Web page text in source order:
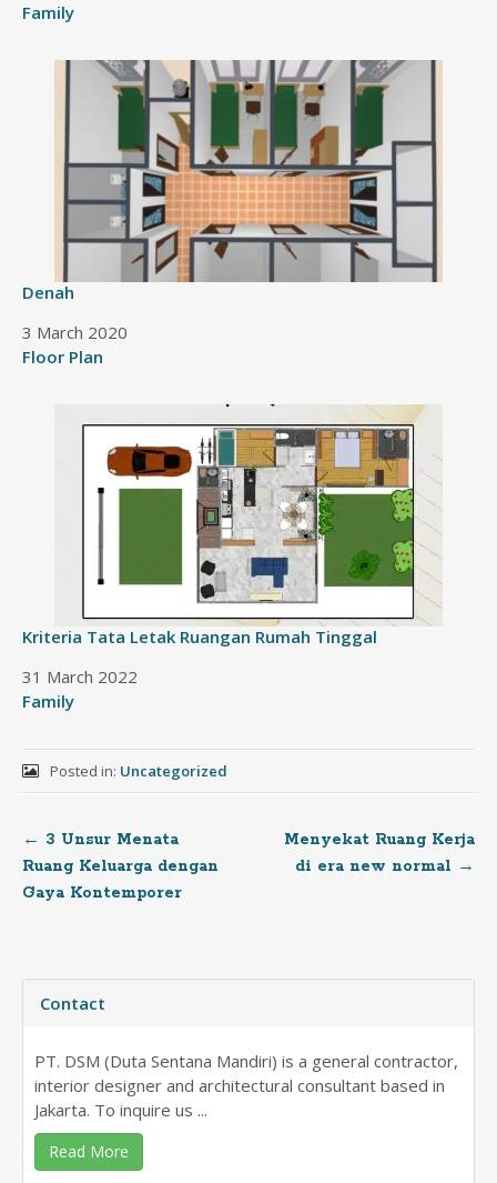
In relation to
Family
Denah
Date
3 March 2020
In relation to
Floor Plan
Kriteria Tata Letak Ruangan Rumah Tinggal
Date
31 March 2022
In relation to
Family
Posted in: Uncategorized
Post
navigation
← 3 Unsur Menata
Ruang Keluarga dengan
Gaya Kontemporer
Menyekat Ruang Kerja
di era new normal →
Contact
PT. DSM (Duta Sentana Mandiri) is a general contractor,
interior designer and architectural consultant based in
Jakarta. To inquire us ...
Read More